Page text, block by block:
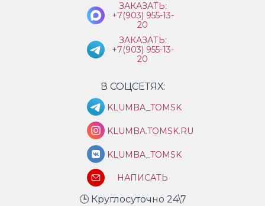
ЗАКАЗАТЬ:
+7(903) 955-13-
20
ЗАКАЗАТЬ:
+7(903) 955-13-
20
В СОЦСЕТЯХ:
KLUMBA_TOMSK
KLUMBA.TOMSK.RU
KLUMBA_TOMSK
НАПИСАТЬ
🕒 Круглосуточно 24\7